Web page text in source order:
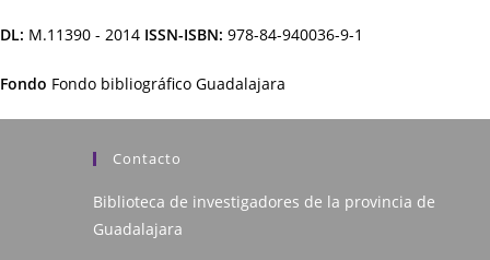
DL: M.11390 - 2014 ISSN-ISBN: 978-84-940036-9-1
Fondo Fondo bibliográfico Guadalajara
Contacto
Biblioteca de investigadores de la provincia de
Guadalajara